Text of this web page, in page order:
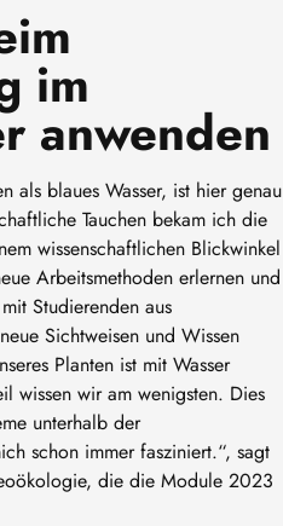
im
anwenden
als blaues Wasser, ist hier genau
Tauchen bekam ich die
wissenschaftlichen Blickwinkel
Arbeitsmethoden erlernen und
Studierenden aus
Sichtweisen und Wissen
Planten ist mit Wasser
wissen wir am wenigsten. Dies
unterhalb der
schon immer fasziniert.“, sagt
die die Module 2023